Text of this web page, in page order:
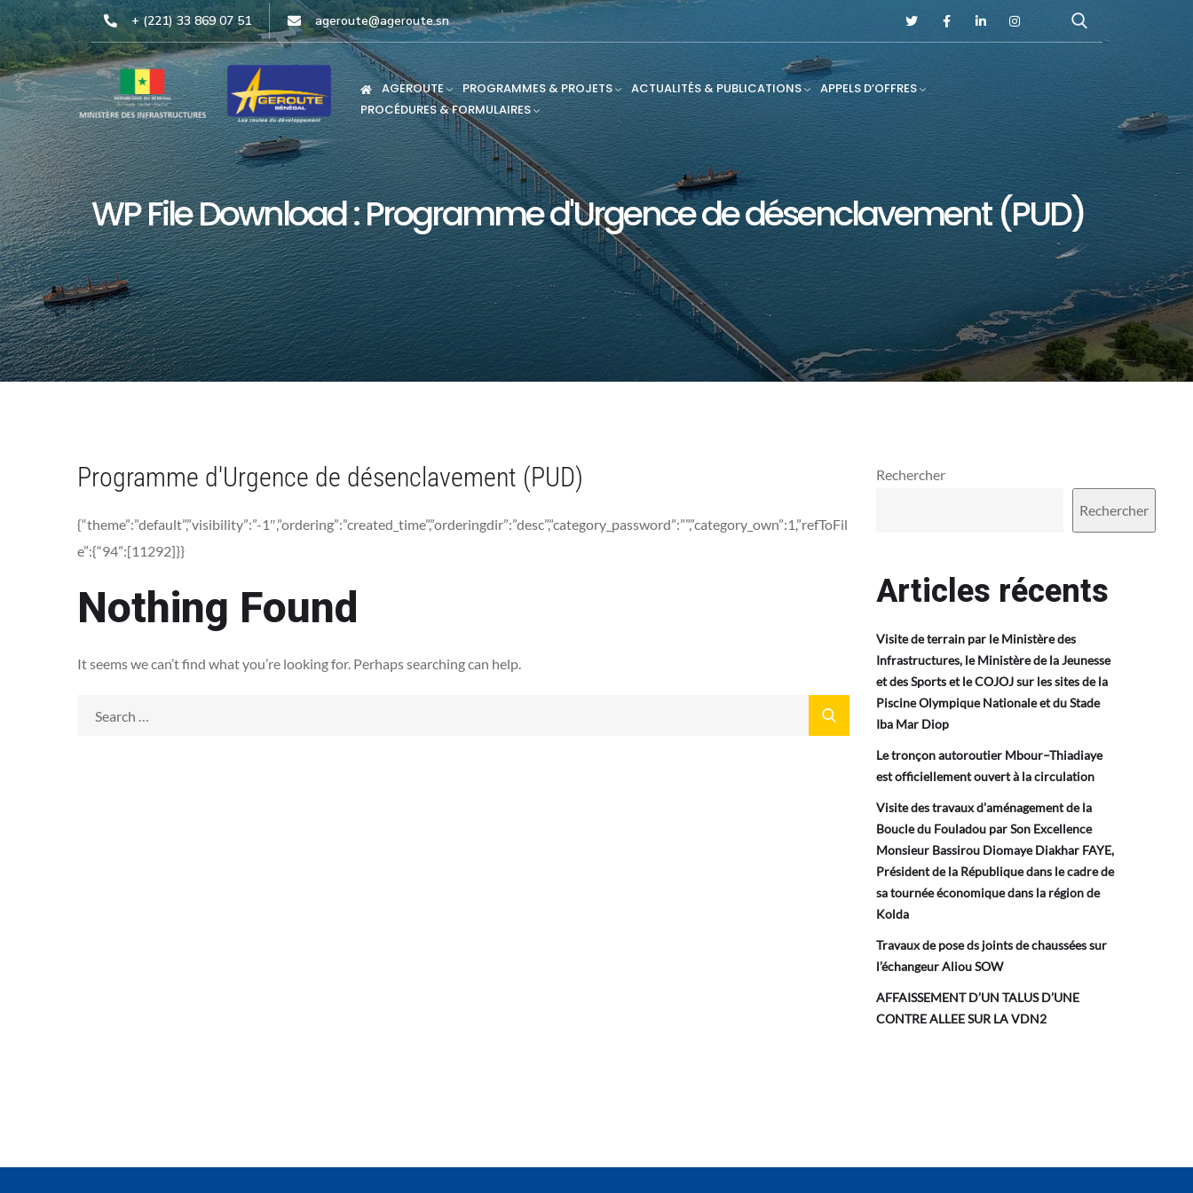
+ (221) 33 869 07 51 ageroute@ageroute.sn
AGEROUTE PROGRAMMES & PROJETS ACTUALITÉS & PUBLICATIONS
APPELS D’OFFRES
PROCÉDURES & FORMULAIRES
WP File Download :Programme d'Urgence de désenclavement (PUD)
Programme d'Urgence de désenclavement (PUD)
{“theme”:”default”,”visibility”:”-1″,”ordering”:”created_time”,”orderingdir”:”desc”,”category_password”:””,”category_own”:1,”refToFil
e”:{“94”:[11292]}}
Nothing Found
It seems we can’t find what you’re looking for. Perhaps searching can help.
Rechercher
Rechercher
Articles récents
Visite de terrain par le Ministère des
Infrastructures, le Ministère de la Jeunesse
et des Sports et le COJOJ sur les sites de la
Piscine Olympique Nationale et du Stade
Iba Mar Diop
Le tronçon autoroutier Mbour–Thiadiaye
est officiellement ouvert à la circulation
Visite des travaux d’aménagement de la
Boucle du Fouladou par Son Excellence
Monsieur Bassirou Diomaye Diakhar FAYE,
Président de la République dans le cadre de
sa tournée économique dans la région de
Kolda
Travaux de pose ds joints de chaussées sur
l’échangeur Aliou SOW
AFFAISSEMENT D’UN TALUS D’UNE
CONTRE ALLEE SUR LA VDN2